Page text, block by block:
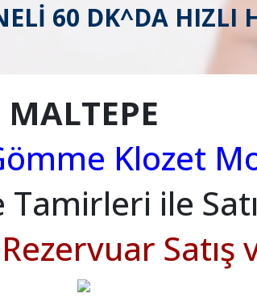
60 DK^DA HIZLI
MALTEPE
Klozet
Tamirleri ile
Satış